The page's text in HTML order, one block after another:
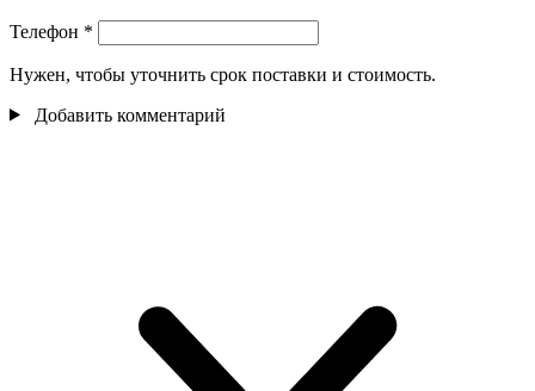
Телефон *
Нужен, чтобы уточнить срок поставки и стоимость.
Добавить комментарий